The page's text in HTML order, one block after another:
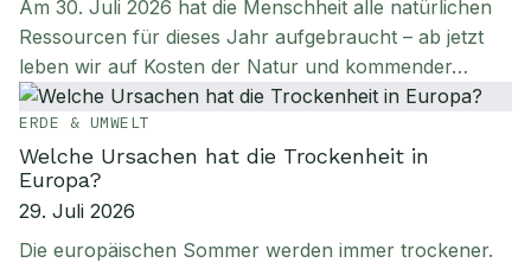
Am 30. Juli 2026 hat die Menschheit alle natürlichen
Ressourcen für dieses Jahr aufgebraucht – ab jetzt
leben wir auf Kosten der Natur und kommender…
ERDE & UMWELT
Welche Ursachen hat die Trockenheit in
Europa?
29. Juli 2026
Die europäischen Sommer werden immer trockener.